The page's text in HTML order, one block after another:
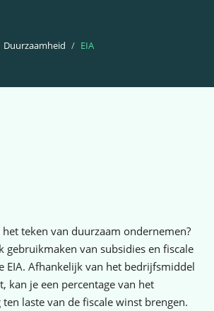
Duurzaamheid EIA
teken van duurzaam ondernemen?
gebruikmaken van subsidies en fiscale
EIA. Afhankelijk van het bedrijfsmiddel
kan je een percentage van het
laste van de fiscale winst brengen.